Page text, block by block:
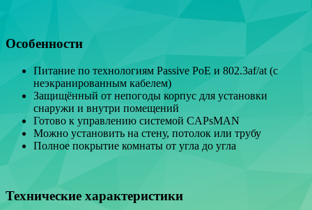
Особенности
Питание по технологиям Passive PoE и 802.3af/at (с
неэкранированным кабелем)
Защищённый от непогоды корпус для установки
снаружи и внутри помещений
Готово к управлению системой CAPsMAN
Можно установить на стену, потолок или трубу
Полное покрытие комнаты от угла до угла
Технические характеристики